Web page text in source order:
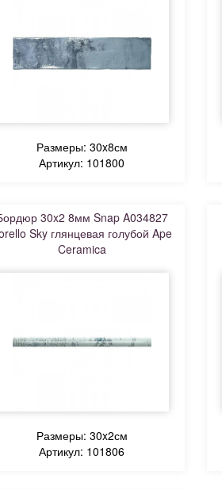
Размеры: 30x8см
Артикул: 101800
30x2 8мм Snap A034827
Sky глянцевая голубой Ape
Ceramica
Размеры: 30x2см
Артикул: 101806